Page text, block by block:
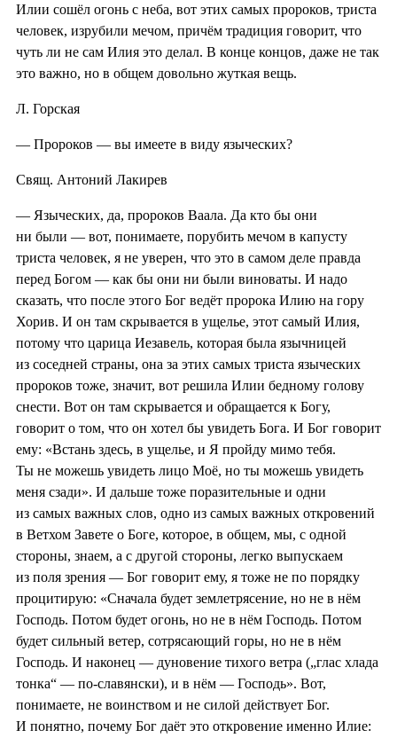
Илии сошёл огонь с неба, вот этих самых пророков, триста
человек, изрубили мечом, причём традиция говорит, что
чуть ли не сам Илия это делал. В конце концов, даже не так
это важно, но в общем довольно жуткая вещь.
Л. Горская
— Пророков — вы имеете в виду языческих?
Свящ. Антоний Лакирев
— Языческих, да, пророков Ваала. Да кто бы они
ни были — вот, понимаете, порубить мечом в капусту
триста человек, я не уверен, что это в самом деле правда
перед Богом — как бы они ни были виноваты. И надо
сказать, что после этого Бог ведёт пророка Илию на гору
Хорив. И он там скрывается в ущелье, этот самый Илия,
потому что царица Иезавель, которая была язычницей
из соседней страны, она за этих самых триста языческих
пророков тоже, значит, вот решила Илии бедному голову
снести. Вот он там скрывается и обращается к Богу,
говорит о том, что он хотел бы увидеть Бога. И Бог говорит
ему: «Встань здесь, в ущелье, и Я пройду мимо тебя.
Ты не можешь увидеть лицо Моё, но ты можешь увидеть
меня сзади». И дальше тоже поразительные и одни
из самых важных слов, одно из самых важных откровений
в Ветхом Завете о Боге, которое, в общем, мы, с одной
стороны, знаем, а с другой стороны, легко выпускаем
из поля зрения — Бог говорит ему, я тоже не по порядку
процитирую: «Сначала будет землетрясение, но не в нём
Господь. Потом будет огонь, но не в нём Господь. Потом
будет сильный ветер, сотрясающий горы, но не в нём
Господь. И наконец — дуновение тихого ветра („глас хлада
тонка“ — по-славянски), и в нём — Господь». Вот,
понимаете, не воинством и не силой действует Бог.
И понятно, почему Бог даёт это откровение именно Илие: